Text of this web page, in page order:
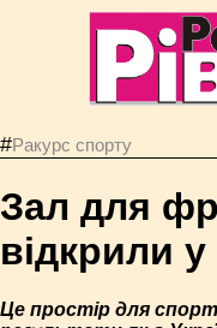
#Ракурс спорту
Зал для
відкрили
Це простір для